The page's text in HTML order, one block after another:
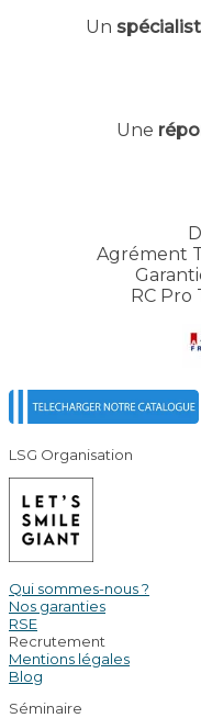
Un
Une
Agrément
RC Pro
LSG Organisation
Qui sommes-nous ?
Nos garanties
RSE
Recrutement
Mentions légales
Blog
Séminaire